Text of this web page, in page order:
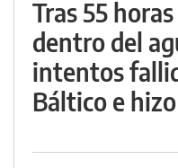
Tras 55
dentro del
intentos
Báltico e